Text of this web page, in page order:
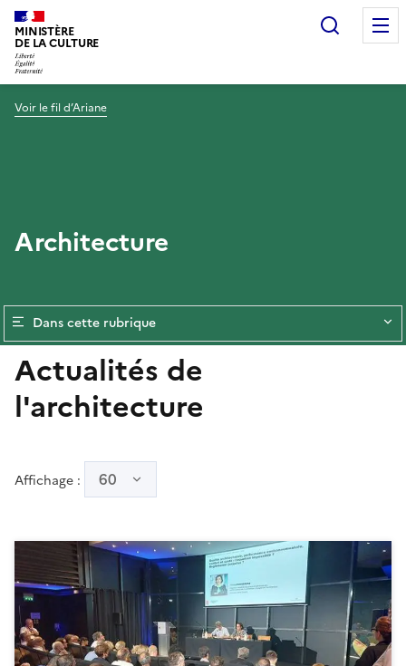
MINISTÈRE
DE LA CULTURE
Voir le fil d’Ariane
Architecture
Dans cette rubrique
Actualités de
l'architecture
Affichage : 60